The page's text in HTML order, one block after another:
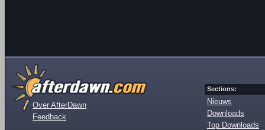
Over AfterDawn
Feedback
Sections:
Nieuws
Downloads
Top Downloads